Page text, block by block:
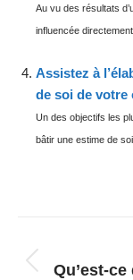
Au vu des résultats
influencée
Assistez à
de soi de votre
Un des objectifs les
bâtir une estime de soi
article
Qu’est-